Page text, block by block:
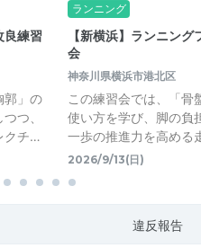
良練習
郭」の
つ、
クチ…
ランニング
【新横浜】ランニン
会
神奈川県横浜市港北区
この練習会では、「骨
使い方を学び、脚の負
一歩の推進力を高める
2026/9/13(日)
違反報告